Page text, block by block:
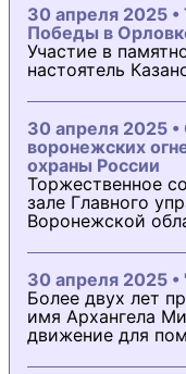
30 апреля 2025
Победы в
Участие в
настоятель
30 апреля 2025
воронежских
охраны России
Торжественное
зале Главного
Воронежской
30 апреля 2025
Более двух лет
имя Архангела
движение для